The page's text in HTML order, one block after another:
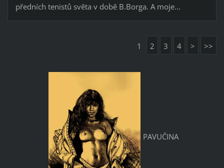
předních tenistů světa v době B.Borga. A moje...
1 2 3 4 > >>
PAVUČINA